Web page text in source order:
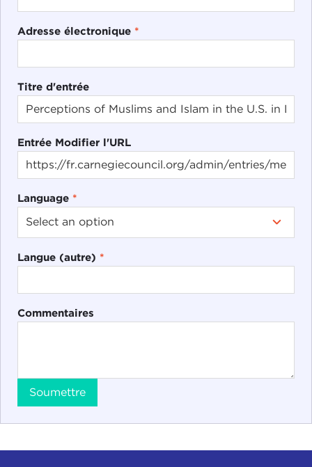
Adresse électronique *
Titre d'entrée
Entrée Modifier l'URL
Language *
Langue (autre) *
Commentaires
Soumettre